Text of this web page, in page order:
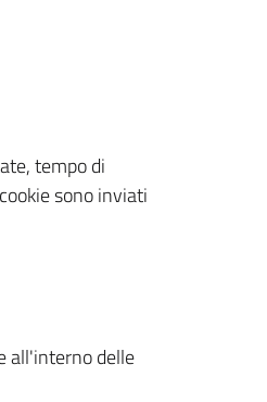
tempo di
sono inviati
all'interno delle